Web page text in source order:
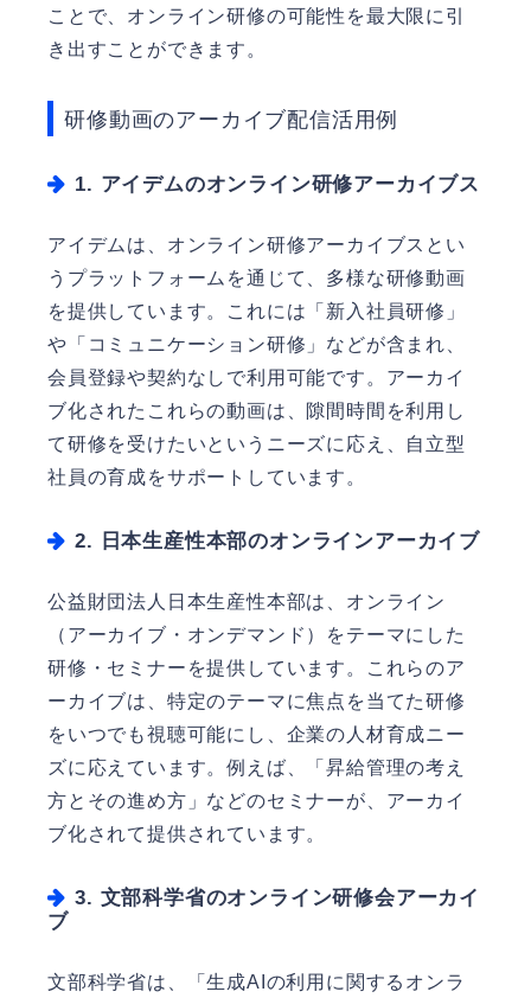
ことで、オンライン研修の可能性を最大限に引
き出すことができます。
研修動画のアーカイブ配信活用例
1. アイデムのオンライン研修アーカイブス
アイデムは、オンライン研修アーカイブスとい
うプラットフォームを通じて、多様な研修動画
を提供しています。これには「新入社員研修」
や「コミュニケーション研修」などが含まれ、
会員登録や契約なしで利用可能です。アーカイ
ブ化されたこれらの動画は、隙間時間を利用し
て研修を受けたいというニーズに応え、自立型
社員の育成をサポートしています。
2. 日本生産性本部のオンラインアーカイブ
公益財団法人日本生産性本部は、オンライン
（アーカイブ・オンデマンド）をテーマにした
研修・セミナーを提供しています。これらのア
ーカイブは、特定のテーマに焦点を当てた研修
をいつでも視聴可能にし、企業の人材育成ニー
ズに応えています。例えば、「昇給管理の考え
方とその進め方」などのセミナーが、アーカイ
ブ化されて提供されています。
3. 文部科学省のオンライン研修会アーカイ
ブ
文部科学省は、「生成AIの利用に関するオンラ